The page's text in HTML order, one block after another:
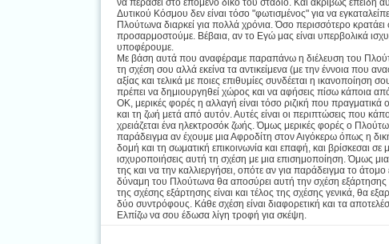
να περάσει στο επόμενο δικό του στάδιο. Και ακριβώς επειδή
Δυτικού Κόσμου δεν είναι τόσο "φωτισμένος" για να
Πλούτωνα διαρκεί για πολλά χρόνια. Όσο περισσότερο
προσαρμοστούμε. Βέβαια, αν το Εγώ μας είναι υπερβολικά
υποφέρουμε.
Με βάση αυτά που αναφέραμε παραπάνω η διέλευση του
τη σχέση σου αλλά εκείνα τα αντικείμενα (με την έννοια
αξίας και τελικά με ποιες επιθυμίες συνδέεται η
πρέπει να δημιουργηθεί χώρος και να αφήσεις πίσω κάποια
ΟΚ, μερικές φορές η αλλαγή είναι τόσο ριζική που
και τη ζωή μετά από αυτόν. Αυτές είναι οι περιπτώσεις που
χρειάζεται ένα ηλεκτροσόκ ζωής. Όμως μερικές φορές ο
παράδειγμα αν έχουμε μια Αφροδίτη στον Αιγόκερω όπως η
δομή και τη σωματική επικοινωνία και επαφή, και βρίσκεσαι
ισχυροποιήσεις αυτή τη σχέση με μια επισημοποίηση. Όμως μια
της και να την καλλιεργήσει, οπότε αν για παράδειγμα το
δύναμη του Πλούτωνα θα αποσύρει αυτή την σχέση εξάρτησης
της σχέσης εξάρτησης είναι και τέλος της σχέσης γενικά, θα
δύο συντρόφους. Κάθε σχέση είναι διαφορετική και τα
Ελπίζω να σου έδωσα λίγη τροφή για σκέψη.